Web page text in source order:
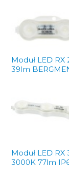
Moduł LED RX
39lm
Moduł LED RX
3000K 77lm